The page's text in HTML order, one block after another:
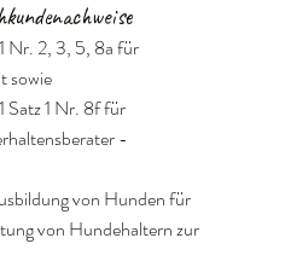
Nr. 2, 3, 5, 8a für
sowie
Satz 1 Nr. 8f für
-
von Hunden für
von Hundehaltern zur